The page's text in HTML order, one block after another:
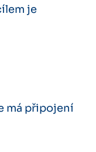
je
má připojení